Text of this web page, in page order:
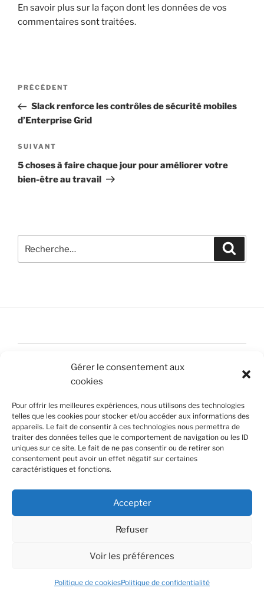
Gérer le consentement aux
cookies
Pour offrir les meilleures expériences, nous utilisons des technologies
telles que les cookies pour stocker et/ou accéder aux informations des
appareils. Le fait de consentir à ces technologies nous permettra de
traiter des données telles que le comportement de navigation ou les ID
uniques sur ce site. Le fait de ne pas consentir ou de retirer son
consentement peut avoir un effet négatif sur certaines
caractéristiques et fonctions.
Accepter
Refuser
Voir les préférences
Politique de cookiesPolitique de confidentialité
En savoir plus sur la façon dont les données de vos
commentaires sont traitées.
PRÉCÉDENT
Slack renforce les contrôles de sécurité mobiles
d’Enterprise Grid
SUIVANT
5 choses à faire chaque jour pour améliorer votre
bien-être au travail
Nous contacter
Mentions légales
Politique de confidentialité
Politique de cookies (UE)
© Jonathan Delamare Photographie
© Gaetan Mallet Graphiste